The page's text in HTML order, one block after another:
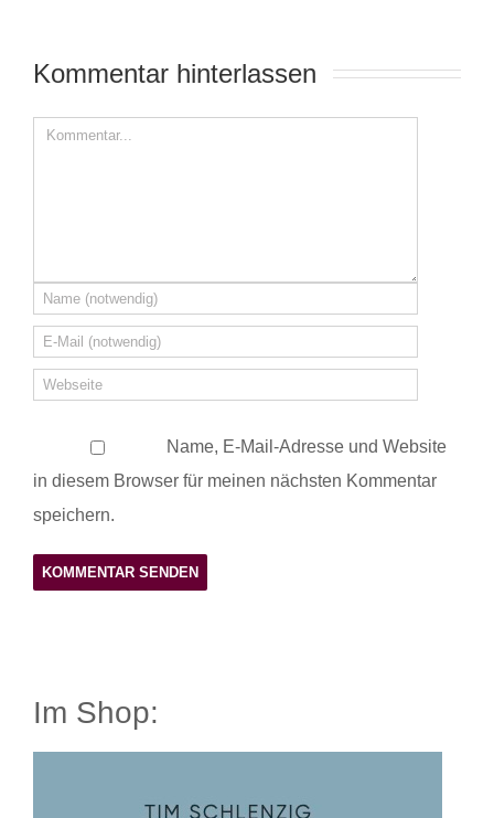
Kommentar hinterlassen
Name, E-Mail-Adresse und Website
in diesem Browser für meinen nächsten Kommentar
speichern.
Im Shop: